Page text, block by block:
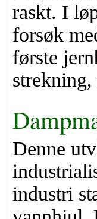
raskt. I
forsøk
første
Denne
industri